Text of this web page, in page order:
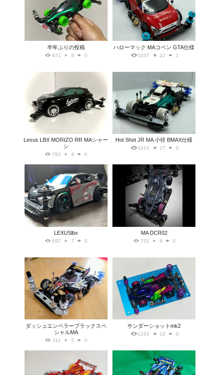
半年ぶりの投稿
871 8 0
ハローマック MAコペン GTA仕様
1037 22 2
Lexus LBX MORIZO RR MAシャー
シ
782 9 0
Hot Shot JR MA 小径 BMAX仕様
1014 17 0
LEXUSlbx
697 7 0
MA DCR02
733 6 0
ダッシュエンペラーブラックスペ
シャルMA
741 5 0
サンダーショットmk2
1233 16 0